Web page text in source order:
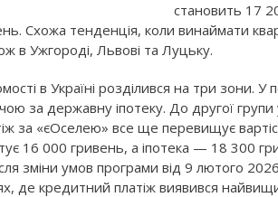
становить 17
Схожа тенденція, коли винаймати
в Ужгороді, Львові та Луцьку.
в Україні розділився на три зони. У
за державну іпотеку. До другої групи
за «єОселею» все ще перевищує
16 000 гривень, а іпотека — 18 300
зміни умов програми від 9 лютого
де кредитний платіж виявився